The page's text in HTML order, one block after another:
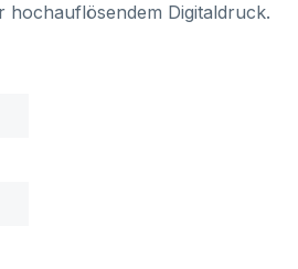
Digitaldruck.